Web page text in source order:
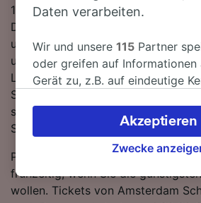
150 km zwischen den beiden
Die Fahrt zwischen Amsterdam
und Roermond ist trotz fehlender
unkompliziert. Sie müssen lediglich
Lassen Sie sich von einem NS-Zug
Schiphol Flughafen nach
schnellsten Verbindungen erreichen
Stunde 56 Minuten.
Planen Sie Ihre Reise im Voraus und
frühzeitig, wenn Sie die
wollen. Tickets von Amsterdam
Daten verarbeiten.
Wir und unsere115 Partner
oder greifen auf Informationen
Gerät zu, z.B. auf eindeutige
verarbeiten. Sie können Ihre
akzeptieren oder verwalten,
Ihres Widerspruchsrechts bei
besuchen Sie jederzeit die
Datenschutzrichtlinie. Diese
Zwecke
Akzeptieren